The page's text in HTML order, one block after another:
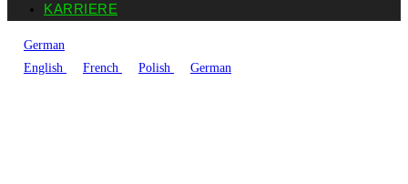
KARRIERE
German
English
French Polish German